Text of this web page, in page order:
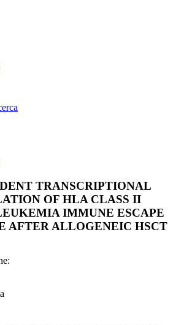
TRANSCRIPTIONAL
OF HLA CLASS II
IMMUNE ESCAPE
AFTER ALLOGENEIC HSCT